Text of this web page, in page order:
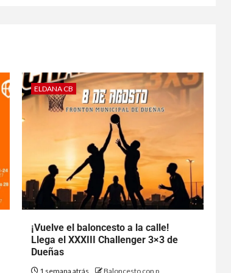
ELDANA CB
¡Vuelve el baloncesto a la calle!
Llega el XXXIII Challenger 3×3 de
Dueñas
1 semana atrás Baloncesto con p